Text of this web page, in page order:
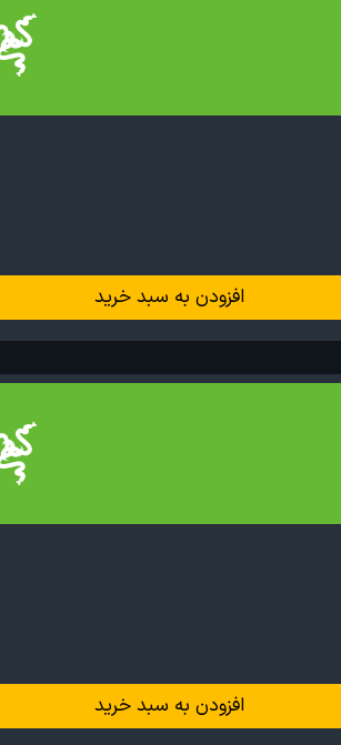
افزودن به سبد خرید
افزودن به سبد خرید